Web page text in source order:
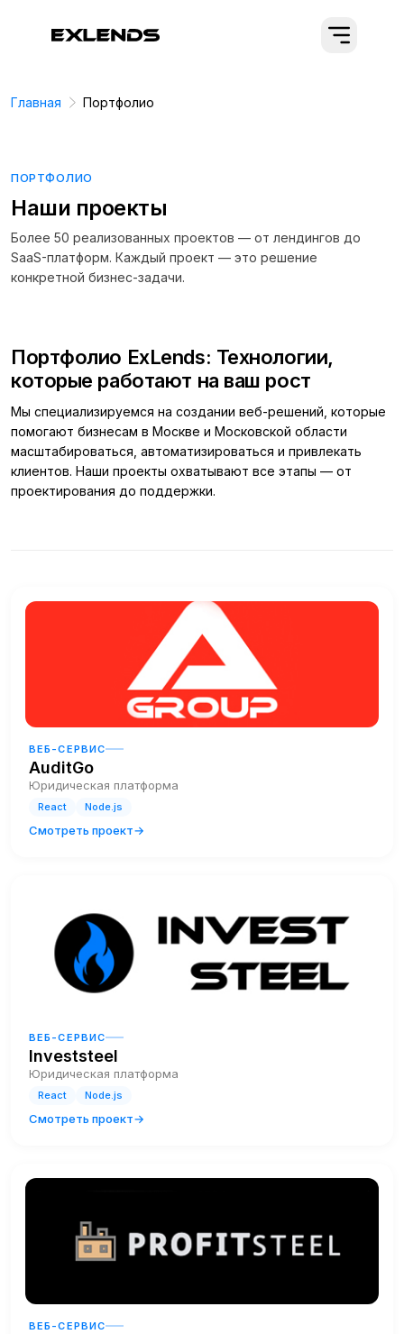
Главная Портфолио
ПОРТФОЛИО
Наши проекты
Более 50 реализованных проектов — от лендингов до
SaaS-платформ. Каждый проект — это решение
конкретной бизнес-задачи.
Портфолио ExLends: Технологии,
которые работают на ваш рост
Мы специализируемся на создании веб-решений, которые
помогают бизнесам в Москве и Московской области
масштабироваться, автоматизироваться и привлекать
клиентов. Наши проекты охватывают все этапы — от
проектирования до поддержки.
ВЕБ-СЕРВИС
AuditGo
Юридическая платформа
React Node.js
Смотреть проект
ВЕБ-СЕРВИС
Investsteel
Юридическая платформа
React Node.js
Смотреть проект
ВЕБ-СЕРВИС